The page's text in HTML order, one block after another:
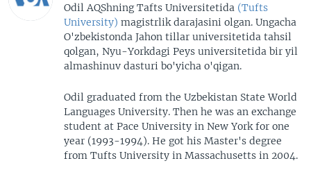
Odil AQShning Tafts Universitetida (Tufts
University) magistrlik darajasini olgan. Ungacha
O'zbekistonda Jahon tillar universitetida tahsil
qolgan, Nyu-Yorkdagi Peys universitetida bir yil
almashinuv dasturi bo'yicha o'qigan.
Odil graduated from the Uzbekistan State World
Languages University. Then he was an exchange
student at Pace University in New York for one
year (1993-1994). He got his Master's degree
from Tufts University in Massachusetts in 2004.